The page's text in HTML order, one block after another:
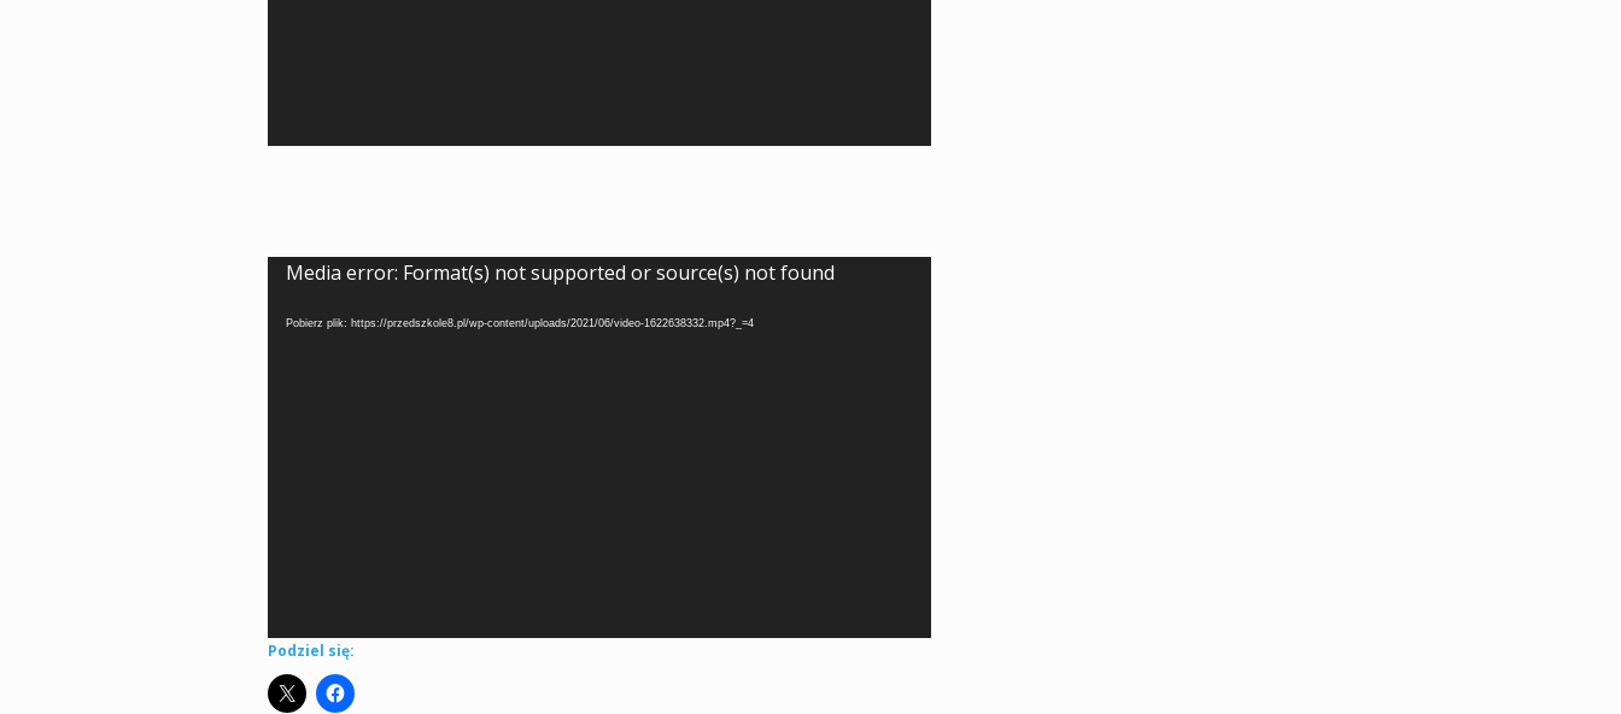
Odtwarzacz
Media error: Format(s) not supported or source(s) not found
Pobierz plik: https://przedszkole8.pl/wp-content/uploads/2021/06/video-1622638332.mp4?_=4
Podziel się: